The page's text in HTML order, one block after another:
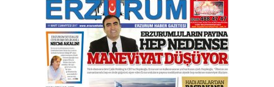
Esat BİNDESEN
Başkan Sekmen’den Erzurum’a
bir vizyon proje daha!
02 Ağustos 2026 Pazar